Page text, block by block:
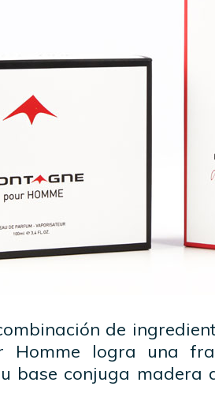
de
Homme logra una
base conjuga madera